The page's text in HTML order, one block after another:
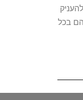
בכל